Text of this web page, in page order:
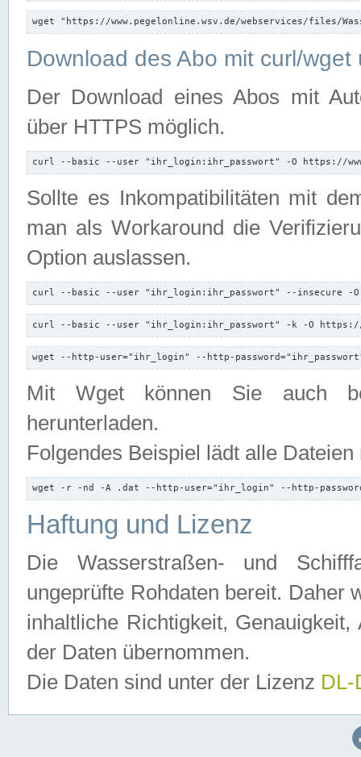
wget "https://www.pegelonline.wsv.de/webservices/files/
Download des Abo mit curl/
Der Download eines Abos mit
über HTTPS möglich.
curl --basic --user "ihr_login:ihr_passwort" -O https://
Sollte es Inkompatibilitäten mit
man als Workaround die
Option auslassen.
curl --basic --user "ihr_login:ihr_passwort" --insecure -
curl --basic --user "ihr_login:ihr_passwort" -k -O https://
wget --http-user="ihr_login" --http-
Mit Wget können Sie auch
herunterladen.
Folgendes Beispiel lädt alle
wget -r -nd -A .dat --http-user="ihr_login" --http-
Haftung und Lizenz
Die Wasserstraßen- und
ungeprüfte Rohdaten bereit. Daher
inhaltliche Richtigkeit,
der Daten übernommen.
Die Daten sind unter der Lizenz